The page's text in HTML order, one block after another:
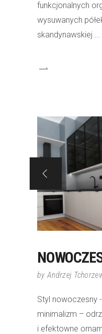
funkcjonalnych
wysuwanych
skandynawskiej
byAndrzej
Styl nowoczesny
minimalizm –
i efektowne